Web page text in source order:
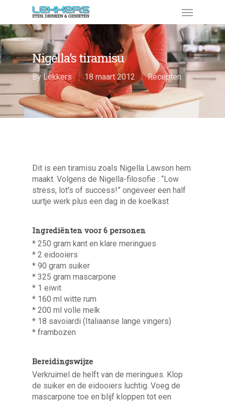
Nigella’s tiramisu
By Lekkers 18 maart 2012 Recepten
Dit is een tiramisu zoals Nigella Lawson hem
maakt. Volgens de Nigella-filosofie : “Low
stress, lot′s of success!” ongeveer een half
uurtje werk plus een dag in de koelkast
Ingrediënten voor 6 personen
* 250 gram kant en klare meringues
* 2 eidooiers
* 90 gram suiker
* 325 gram mascarpone
* 1 eiwit
* 160 ml witte rum
* 200 ml volle melk
* 18 savoiardi (Italiaanse lange vingers)
* frambozen
Bereidingswijze
Verkruimel de helft van de meringues. Klop
de suiker en de eidooiers luchtig. Voeg de
mascarpone toe en blijf kloppen tot een